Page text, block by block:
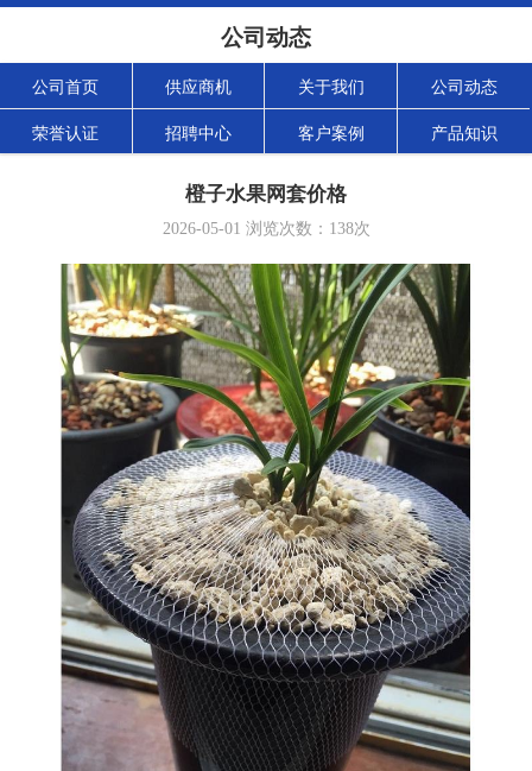
公司动态
公司首页 供应商机 关于我们 公司动态
荣誉认证 招聘中心 客户案例 产品知识
橙子水果网套价格
2026-05-01 浏览次数： 138次